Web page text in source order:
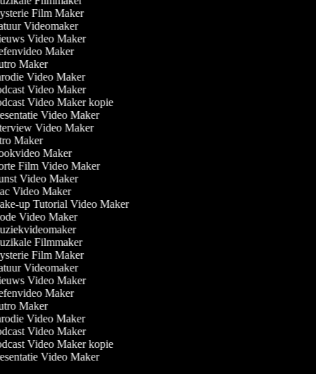
Film Maker
Videomaker
Video Maker
Maker
Maker
Video Maker
Video Maker
Video Maker kopie
Video Maker
Video Maker
Maker
Maker
Film Video Maker
Video Maker
Video Maker
up Tutorial Video Maker
Video Maker
Filmmaker
Film Maker
Videomaker
Video Maker
Maker
Maker
Video Maker
Video Maker
Video Maker kopie
Video Maker